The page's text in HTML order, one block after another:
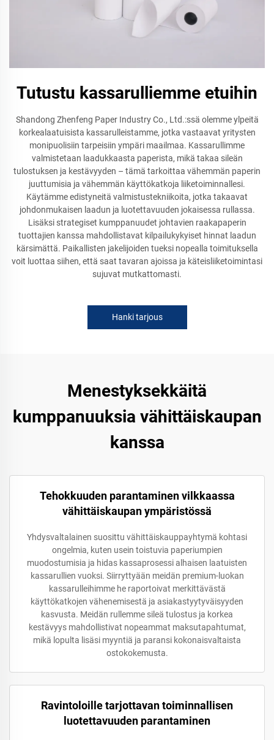
Tutustu kassarulliemme etuihin
Shandong Zhenfeng Paper Industry Co., Ltd.:ssä olemme ylpeitä
korkealaatuisista kassarulleistamme, jotka vastaavat yritysten
monipuolisiin tarpeisiin ympäri maailmaa. Kassarullimme
valmistetaan laadukkaasta paperista, mikä takaa sileän
tulostuksen ja kestävyyden – tämä tarkoittaa vähemmän paperin
juuttumisia ja vähemmän käyttökatkoja liiketoiminnallesi.
Käytämme edistyneitä valmistustekniikoita, jotka takaavat
johdonmukaisen laadun ja luotettavuuden jokaisessa rullassa.
Lisäksi strategiset kumppanuudet johtavien raakapaperin
tuottajien kanssa mahdollistavat kilpailukykyiset hinnat laadun
kärsimättä. Paikallisten jakelijoiden tueksi nopealla toimituksella
voit luottaa siihen, että saat tavaran ajoissa ja käteisliiketoimintasi
sujuvat mutkattomasti.
Hanki tarjous
Menestyksekkäitä
kumppanuuksia vähittäiskaupan
kanssa
Tehokkuuden parantaminen vilkkaassa
vähittäiskaupan ympäristössä
Yhdysvaltalainen suosittu vähittäiskauppayhtymä kohtasi
ongelmia, kuten usein toistuvia paperiumpien
muodostumisia ja hidas kassaprosessi alhaisen laatuisten
kassarullien vuoksi. Siirryttyään meidän premium-luokan
kassarulleihimme he raportoivat merkittävästä
käyttökatkojen vähenemisestä ja asiakastyytyväisyyden
kasvusta. Meidän rullemme sileä tulostus ja korkea
kestävyys mahdollistivat nopeammat maksutapahtumat,
mikä lopulta lisäsi myyntiä ja paransi kokonaisvaltaista
ostokokemusta.
Ravintoloille tarjottavan toiminnallisen
luotettavuuden parantaminen